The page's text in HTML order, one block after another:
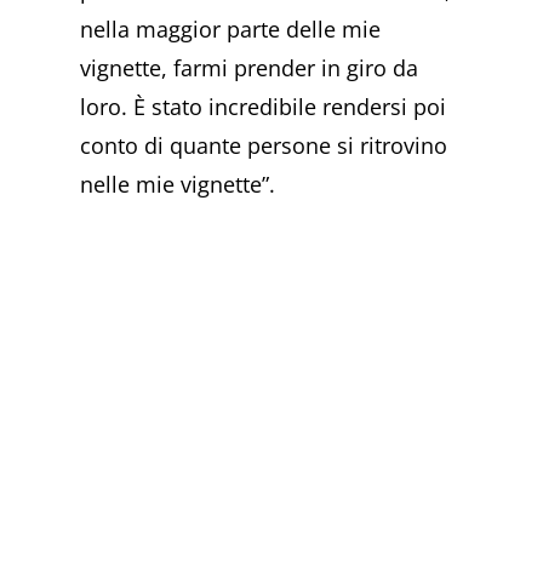
nella maggior parte delle mie
vignette, farmi prender in giro da
loro. È stato incredibile rendersi poi
conto di quante persone si ritrovino
nelle mie vignette”.